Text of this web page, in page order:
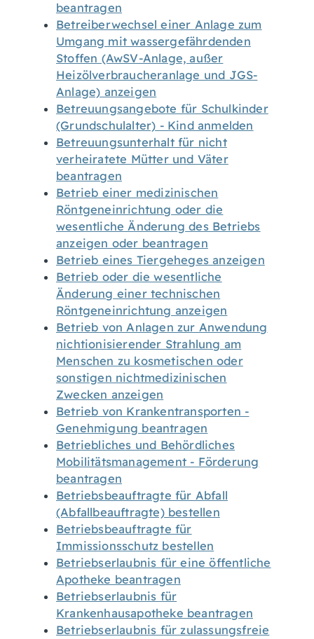
beantragen
Betreiberwechsel einer Anlage zum
Umgang mit wassergefährdenden
Stoffen (AwSV-Anlage, außer
Heizölverbraucheranlage und JGS-
Anlage) anzeigen
Betreuungsangebote für Schulkinder
(Grundschulalter) - Kind anmelden
Betreuungsunterhalt für nicht
verheiratete Mütter und Väter
beantragen
Betrieb einer medizinischen
Röntgeneinrichtung oder die
wesentliche Änderung des Betriebs
anzeigen oder beantragen
Betrieb eines Tiergeheges anzeigen
Betrieb oder die wesentliche
Änderung einer technischen
Röntgeneinrichtung anzeigen
Betrieb von Anlagen zur Anwendung
nichtionisierender Strahlung am
Menschen zu kosmetischen oder
sonstigen nichtmedizinischen
Zwecken anzeigen
Betrieb von Krankentransporten -
Genehmigung beantragen
Betriebliches und Behördliches
Mobilitätsmanagement - Förderung
beantragen
Betriebsbeauftragte für Abfall
(Abfallbeauftragte) bestellen
Betriebsbeauftragte für
Immissionsschutz bestellen
Betriebserlaubnis für eine öffentliche
Apotheke beantragen
Betriebserlaubnis für
Krankenhausapotheke beantragen
Betriebserlaubnis für zulassungsfreie